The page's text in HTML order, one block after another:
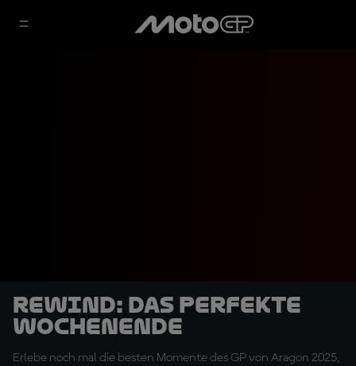
Rewind: Das perfekte
Wochenende
Erlebe noch mal die besten Momente des GP von Aragon 2025,